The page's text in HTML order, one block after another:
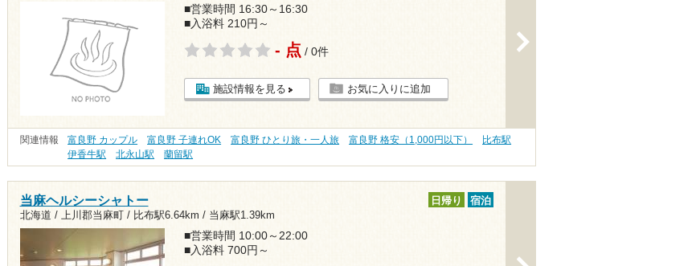
■営業時間 16:30～16:30
■入浴料 210円～
- 点 / 0件
施設情報を見る お気に入りに追加
関連情報 富良野 カップル 富良野 子連れOK 富良野 ひとり旅・一人旅 富良野 格安（1,000円以下）
比布駅
伊香牛駅
北永山駅 蘭留駅
当麻ヘルシーシャトー
北海道 / 上川郡当麻町 / 比布駅6.64km / 当麻駅1.39km
日帰り 宿泊
■営業時間 10:00～22:00
■入浴料 700円～